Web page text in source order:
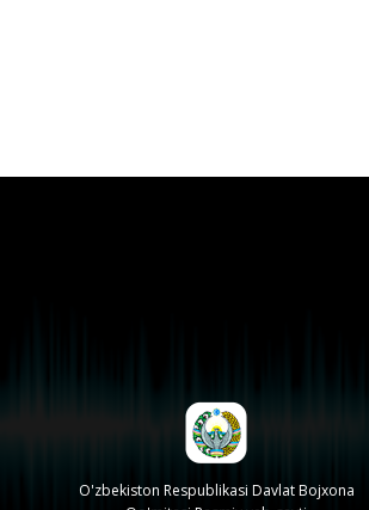
O'zbekiston Respublikasi Davlat Bojxona